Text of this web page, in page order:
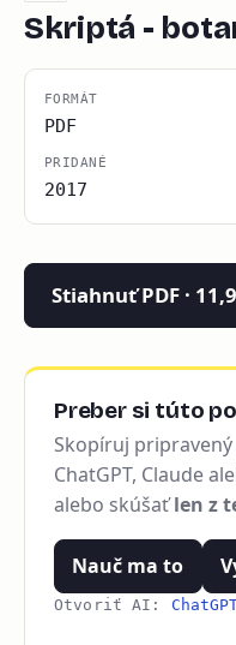
Skriptá -
FORMÁT
PDF
PRIDANÉ
2017
Stiahnuť PDF ·
Preber si túto
Skopíruj
ChatGPT, Claude
alebo skúšaťlen z
Nauč ma to
Otvoriť AI: